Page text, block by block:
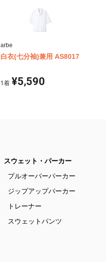
arbe
白衣(七分袖)兼用 AS8017
1 着 ¥5,590
スウェット・パーカー
プルオーバーパーカー
ジップアップパーカー
トレーナー
スウェットパンツ